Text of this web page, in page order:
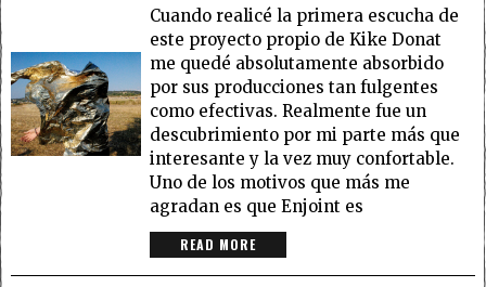
Cuando realicé la primera escucha de
este proyecto propio de Kike Donat
me quedé absolutamente absorbido
por sus producciones tan fulgentes
como efectivas. Realmente fue un
descubrimiento por mi parte más que
interesante y la vez muy confortable.
Uno de los motivos que más me
agradan es que Enjoint es
READ MORE